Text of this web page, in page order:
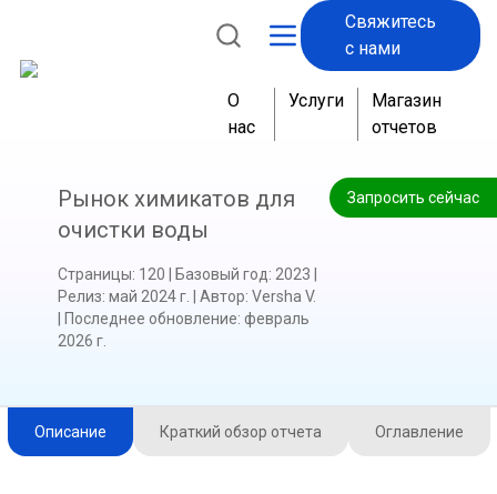
Свяжитесь
с нами
О
нас
Услуги
Магазин
отчетов
Запросить сейчас
Рынок химикатов для
очистки воды
Страницы: 120 Базовый год: 2023
Релиз: май 2024 г. Автор: Versha V.
Последнее обновление: февраль
2026 г.
Описание Краткий обзор отчета Оглавление